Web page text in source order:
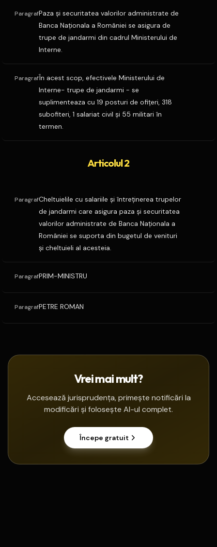
ParagrafPaza şi securitatea valorilor administrate de
Banca Naţionala a României se asigura de
trupe de jandarmi din cadrul Ministerului de
Interne.
ParagrafÎn acest scop, efectivele Ministerului de
Interne- trupe de jandarmi - se
suplimenteaza cu 19 posturi de ofiţeri, 318
subofiteri, 1 salariat civil şi 55 militari în
termen.
Articolul 2
ParagrafCheltuielile cu salariile şi întreţinerea trupelor
de jandarmi care asigura paza şi securitatea
valorilor administrate de Banca Naţionala a
României se suporta din bugetul de venituri
şi cheltuieli al acesteia.
ParagrafPRIM-MINISTRU
ParagrafPETRE ROMAN
Vrei mai mult?
Accesează jurisprudența, primește notificări la
modificări și folosește AI-ul complet.
Începe gratuit